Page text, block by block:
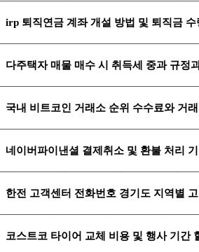
irp 퇴직연금 계좌 개설 방법 및 퇴직금 수
다주택자 매물 매수 시 취득세 중과 규정
국내 비트코인 거래소 순위 수수료와 거
네이버파이낸셜 결제취소 및 환불 처리
한전 고객센터 전화번호 경기도 지역별
코스트코 타이어 교체 비용 및 행사 기간